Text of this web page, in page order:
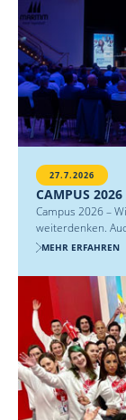
27.7.2026
CAMPUS 2026
Campus 2026 –
weiterdenken.
MEHR ERFAHREN